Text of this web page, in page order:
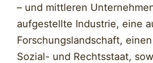
– und mittleren
aufgestellte Industrie, eine
Forschungslandschaft,
Sozial- und Rechtsstaat,